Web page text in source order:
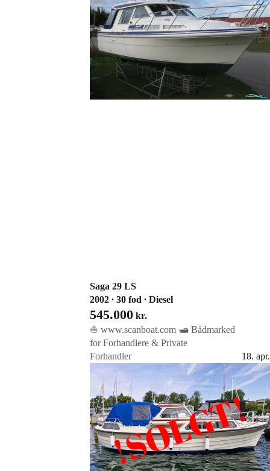
Saga 29 LS
2002 ∙ 30 fod ∙ Diesel
545.000 kr.
⛵️ www.scanboat.com 🛥️ Bådmarked
for Forhandlere & Private
Forhandler
18. apr.
Føj til favoritter
Gå til annoncen